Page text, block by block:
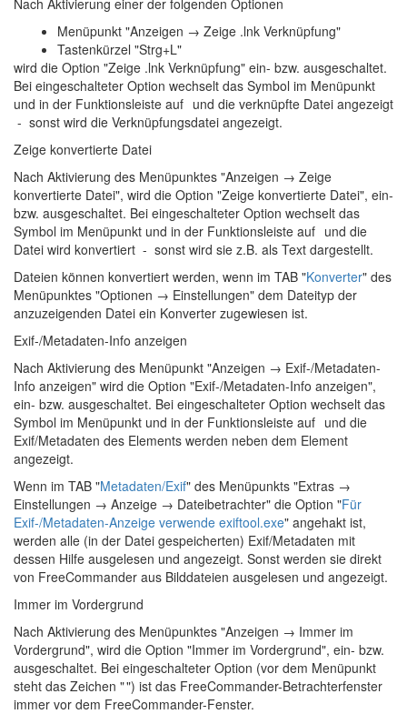
Nach Aktivierung einer der folgenden Optionen
Menüpunkt "Anzeigen → Zeige .lnk Verknüpfung"
Tastenkürzel "Strg+L"
wird die Option "Zeige .lnk Verknüpfung" ein- bzw. ausgeschaltet.
Bei eingeschalteter Option wechselt das Symbol im Menüpunkt
und in der Funktionsleiste auf und die verknüpfte Datei angezeigt
- sonst wird die Verknüpfungsdatei angezeigt.
Zeige konvertierte Datei
Nach Aktivierung des Menüpunktes "Anzeigen → Zeige
konvertierte Datei", wird die Option "Zeige konvertierte Datei", ein-
bzw. ausgeschaltet. Bei eingeschalteter Option wechselt das
Symbol im Menüpunkt und in der Funktionsleiste auf und die
Datei wird konvertiert - sonst wird sie z.B. als Text dargestellt.
Dateien können konvertiert werden, wenn im TAB "Konverter" des
Menüpunktes "Optionen → Einstellungen" dem Dateityp der
anzuzeigenden Datei ein Konverter zugewiesen ist.
Exif-/Metadaten-Info anzeigen
Nach Aktivierung des Menüpunkt "Anzeigen → Exif-/Metadaten-
Info anzeigen" wird die Option "Exif-/Metadaten-Info anzeigen",
ein- bzw. ausgeschaltet. Bei eingeschalteter Option wechselt das
Symbol im Menüpunkt und in der Funktionsleiste auf und die
Exif/Metadaten des Elements werden neben dem Element
angezeigt.
Wenn im TAB "Metadaten/Exif" des Menüpunkts "Extras →
Einstellungen → Anzeige → Dateibetrachter" die Option "Für
Exif-/Metadaten-Anzeige verwende exiftool.exe" angehakt ist,
werden alle (in der Datei gespeicherten) Exif/Metadaten mit
dessen Hilfe ausgelesen und angezeigt. Sonst werden sie direkt
von FreeCommander aus Bilddateien ausgelesen und angezeigt.
Immer im Vordergrund
Nach Aktivierung des Menüpunktes "Anzeigen → Immer im
Vordergrund", wird die Option "Immer im Vordergrund", ein- bzw.
ausgeschaltet. Bei eingeschalteter Option (vor dem Menüpunkt
steht das Zeichen "") ist das FreeCommander-Betrachterfenster
immer vor dem FreeCommander-Fenster.